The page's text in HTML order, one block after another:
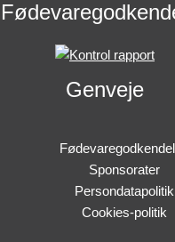
Genveje
Sponsorater
Persondatapolitik
Cookies-politik